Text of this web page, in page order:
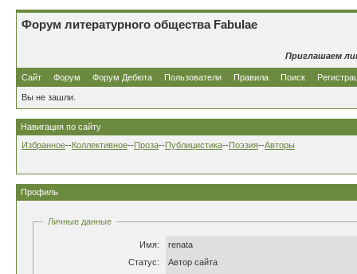
Форум литературного общества Fabulae
Приглашаем
Сайт Форум Форум Дебюта Пользователи Правила Поиск
Вы не зашли.
Навигация по сайту
Избранное--Коллективное--Проза--Публицистика--Поэзия--Авторы
Профиль
Личные данные
Имя:
renata
Статус:
Автор сайта